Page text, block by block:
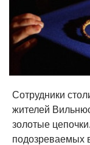
Сотрудники
жителей
золотые
подозреваемых